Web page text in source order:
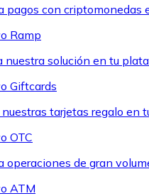
pagos con criptomonedas
Ramp
nuestra solución en tu
Giftcards
tarjetas regalo en
OTC
operaciones de gran
ATM